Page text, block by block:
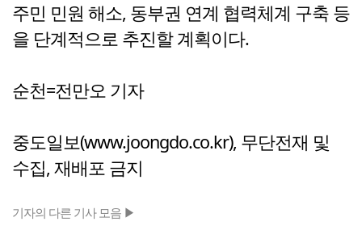
주민 민원 해소, 동부권 연계 협력체계 구축 등
을 단계적으로 추진할 계획이다.
순천=전만오 기자
중도일보(www.joongdo.co.kr), 무단전재 및
수집, 재배포 금지
기자의 다른 기사 모음 ▶